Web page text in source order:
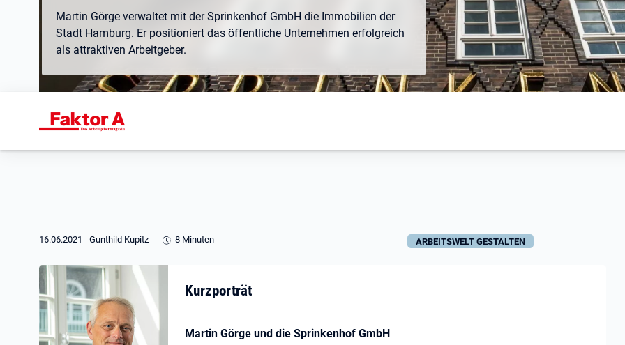
Martin Görge verwaltet mit der Sprinkenhof GmbH die Immobilien der
Stadt Hamburg. Er positioniert das öffentliche Unternehmen erfolgreich
als attraktiven Arbeitgeber.
16.06.2021 - Gunthild Kupitz - 8 Minuten ARBEITSWELT GESTALTEN
Kurzporträt
Martin Görge und die Sprinkenhof GmbH